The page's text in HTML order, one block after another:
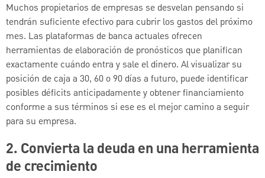
Muchos propietarios de empresas se desvelan pensando si
tendrán suficiente efectivo para cubrir los gastos del próximo
mes. Las plataformas de banca actuales ofrecen
herramientas de elaboración de pronósticos que planifican
exactamente cuándo entra y sale el dinero. Al visualizar su
posición de caja a 30, 60 o 90 días a futuro, puede identificar
posibles déficits anticipadamente y obtener financiamiento
conforme a sus términos si ese es el mejor camino a seguir
para su empresa.
2. Convierta la deuda en una herramienta
de crecimiento